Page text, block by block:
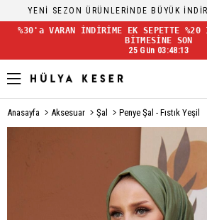
YENİ SEZON ÜRÜNLERİNDE BÜYÜK
%30'a VARAN İNDİRİME EK SEPETTE
BİTMESİNE SON
25 Gün 03:48:12
Anasayfa Aksesuar Şal Penye Şal - Fıstık Yeşil